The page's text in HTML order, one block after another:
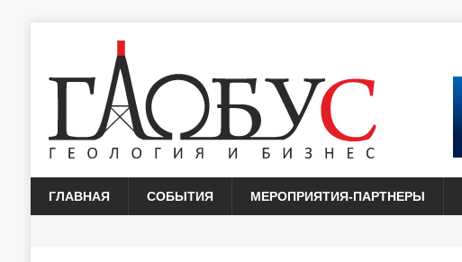
ГЛАВНАЯ СОБЫТИЯ МЕРОПРИЯТИЯ-ПАРТНЕРЫ